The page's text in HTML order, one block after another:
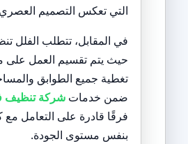
التي تعكس التصميم
في المقابل، تتطلب الفلل
حيث يتم تقسيم العمل على
تغطية جميع الطوابق
ضمن خدمات شركة تنظيف
فرقًا قادرة على التعامل مع
بنفس مستوى الجودة.